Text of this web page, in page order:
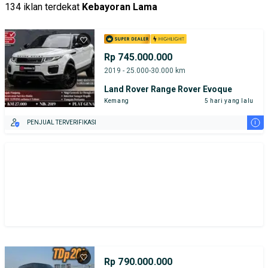
134 iklan terdekat Kebayoran Lama
Rp 745.000.000
2019 - 25.000-30.000 km
Land Rover Range Rover Evoque
Kemang 5 hari yang lalu
PENJUAL TERVERIFIKASI i
Rp 790.000.000